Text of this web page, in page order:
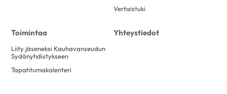
Vertaistuki
Toimintaa
Liity jäseneksi Kauhavanseudun
Sydänyhdistykseen
Tapahtumakalenteri
Yhteystiedot